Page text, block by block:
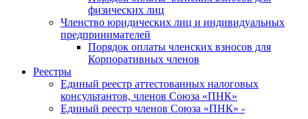
физических лиц
Членство юридических лиц и индивидуальных
предпринимателей
Порядок оплаты членских взносов для
Корпоративных членов
Реестры
Единый реестр аттестованных налоговых
консультантов, членов Союза «ПНК»
Единый реестр членов Союза «ПНК» -